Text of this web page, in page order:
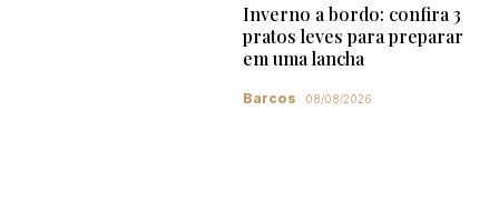
Inverno a bordo: confira 3
pratos leves para preparar
em uma lancha
Barcos 08/08/2026